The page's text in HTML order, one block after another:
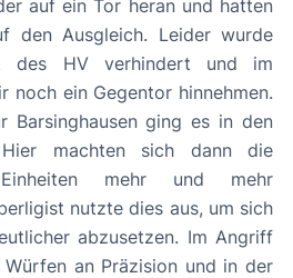
auf ein Tor heran und hatten
den Ausgleich. Leider wurde
des HV verhindert und im
noch ein Gegentor hinnehmen.
machten sich dann die
Einheiten mehr und mehr
nutzte dies aus, um sich
abzusetzen. Im Angriff
an Präzision und in der